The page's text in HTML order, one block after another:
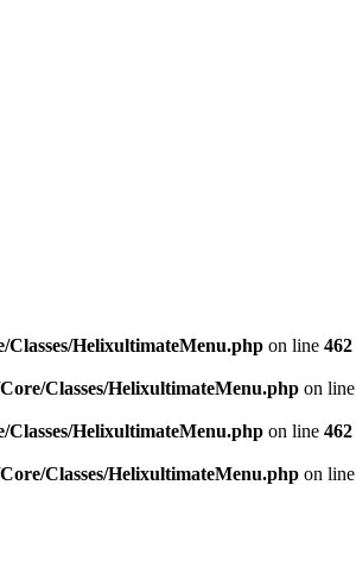
Classes/HelixultimateMenu.php on line 462
Classes/HelixultimateMenu.php on line
Classes/HelixultimateMenu.php on line 462
Classes/HelixultimateMenu.php on line